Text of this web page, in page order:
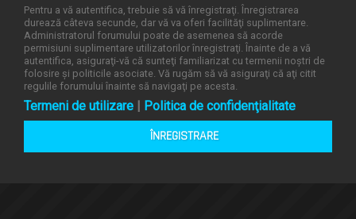
Pentru a vă autentifica, trebuie să vă înregistraţi. Înregistrarea
durează câteva secunde, dar vă va oferi facilităţi suplimentare.
Administratorul forumului poate de asemenea să acorde
permisiuni suplimentare utilizatorilor înregistraţi. Înainte de a vă
autentifica, asiguraţi-vă că sunteţi familiarizat cu termenii noştri de
folosire şi politicile asociate. Vă rugăm să vă asiguraţi că aţi citit
regulile forumului înainte să navigaţi pe acesta.
Termeni de utilizare | Politica de confidenţialitate
ÎNREGISTRARE